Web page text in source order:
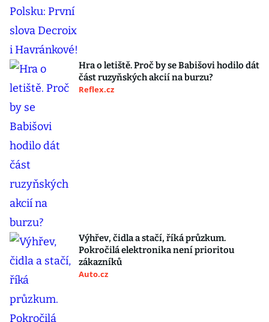
Hra o letiště. Proč by se Babišovi hodilo dát
část ruzyňských akcií na burzu?
Reflex.cz
Výhřev, čidla a stačí, říká průzkum.
Pokročilá elektronika není prioritou
zákazníků
Auto.cz